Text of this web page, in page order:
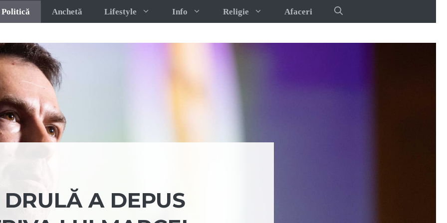
Politică Anchetă Lifestyle Info Religie Afaceri
A DEPUS